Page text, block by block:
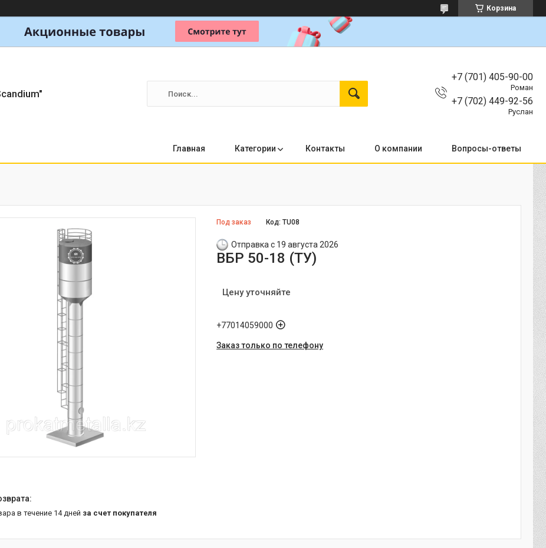
Корзина
+7 (701) 405-90-00
Роман
+7 (702) 449-92-56
Руслан
Главная Категории Контакты О компании Вопросы-ответы
Под заказ Код:TU08
Отправка с 19 августа 2026
ВБР 50-18 (ТУ)
Цену уточняйте
+77014059000
Заказ только по телефону
в течение 14 дней за счет покупателя